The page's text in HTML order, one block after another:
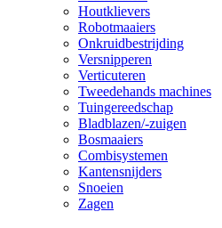
Houtklievers
Robotmaaiers
Onkruidbestrijding
Versnipperen
Verticuteren
Tweedehands machines
Tuingereedschap
Bladblazen/-zuigen
Bosmaaiers
Combisystemen
Kantensnijders
Snoeien
Zagen